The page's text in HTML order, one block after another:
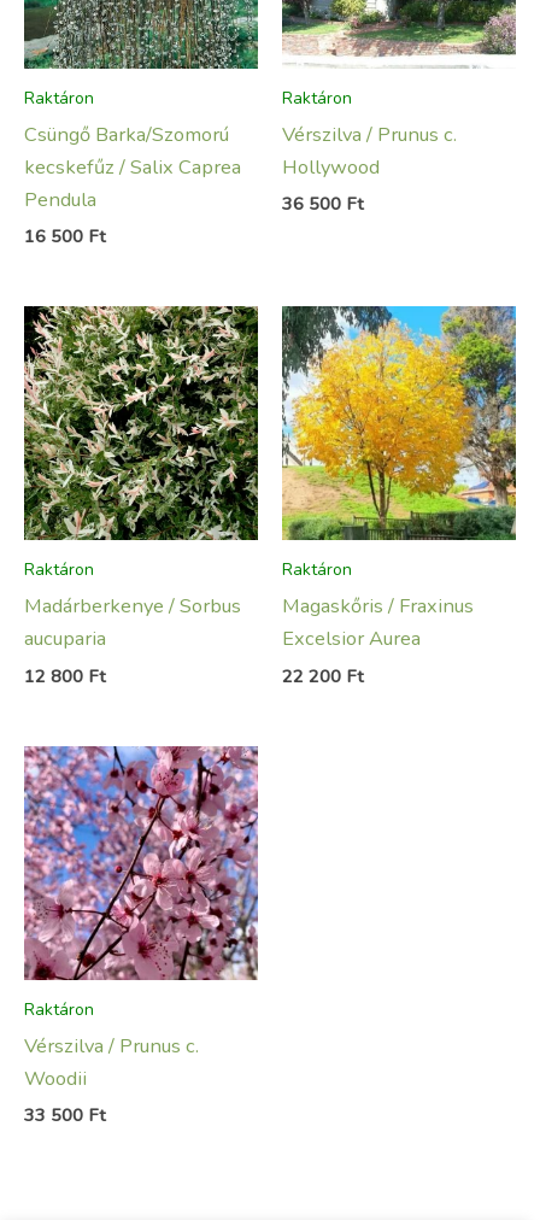
Raktáron
Csüngő Barka/Szomorú
kecskefűz / Salix Caprea
Pendula
16 500 Ft
Raktáron
Vérszilva / Prunus c.
Hollywood
36 500 Ft
Raktáron
Madárberkenye / Sorbus
aucuparia
12 800 Ft
Raktáron
Magaskőris / Fraxinus
Excelsior Aurea
22 200 Ft
Raktáron
Vérszilva / Prunus c.
Woodii
33 500 Ft